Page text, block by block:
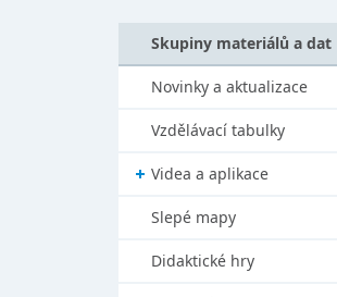
Skupiny materiálů a dat
Novinky a aktualizace
Vzdělávací tabulky
Videa a aplikace
Slepé mapy
Didaktické hry